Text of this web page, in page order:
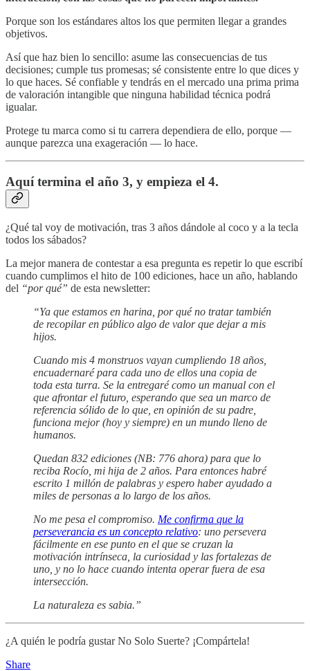
Porque son los estándares altos los que permiten llegar a grandes
objetivos.
Así que haz bien lo sencillo: asume las consecuencias de tus
decisiones; cumple tus promesas; sé consistente entre lo que dices y
lo que haces. Sé confiable y tendrás en el mercado una prima prima
de valoración intangible que ninguna habilidad técnica podrá
igualar.
Protege tu marca como si tu carrera dependiera de ello, porque —
aunque parezca una exageración — lo hace.
Aquí termina el año 3, y empieza el 4.
¿Qué tal voy de motivación, tras 3 años dándole al coco y a la tecla
todos los sábados?
La mejor manera de contestar a esa pregunta es repetir lo que escribí
cuando cumplimos el hito de 100 ediciones, hace un año, hablando
del “por qué” de esta newsletter:
“Ya que estamos en harina, por qué no tratar también
de recopilar en público algo de valor que dejar a mis
hijos.
Cuando mis 4 monstruos vayan cumpliendo 18 años,
encuadernaré para cada uno de ellos una copia de
toda esta turra. Se la entregaré como un manual con el
que afrontar el futuro, esperando que sea un marco de
referencia sólido de lo que, en opinión de su padre,
funciona mejor (hoy y siempre) en un mundo lleno de
humanos.
Quedan 832 ediciones (NB: 776 ahora) para que lo
reciba Rocío, mi hija de 2 años. Para entonces habré
escrito 1 millón de palabras y espero haber ayudado a
miles de personas a lo largo de los años.
No me pesa el compromiso. Me confirma que la
perseverancia es un concepto relativo: uno persevera
fácilmente en ese punto en el que se cruzan la
motivación intrínseca, la curiosidad y las fortalezas de
uno, y no lo hace cuando intenta operar fuera de esa
intersección.
La naturaleza es sabia.”
¿A quién le podría gustar No Solo Suerte? ¡Compártela!
Share